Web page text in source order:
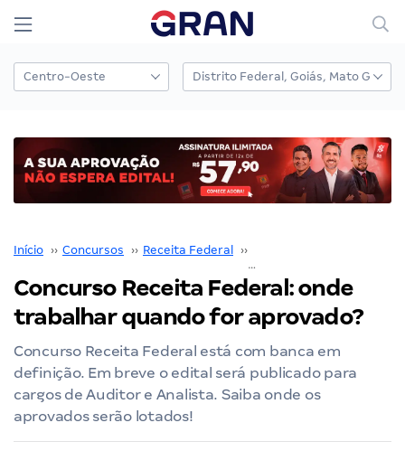
Início ›› Concursos ›› Receita Federal ››
Concurso Receita Federal: onde
trabalhar quando for aprovado?
Concurso Receita Federal está com banca em
definição. Em breve o edital será publicado para
cargos de Auditor e Analista. Saiba onde os
aprovados serão lotados!